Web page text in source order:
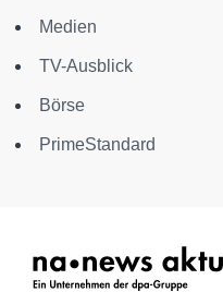
Medien
TV-Ausblick
Börse
PrimeStandard